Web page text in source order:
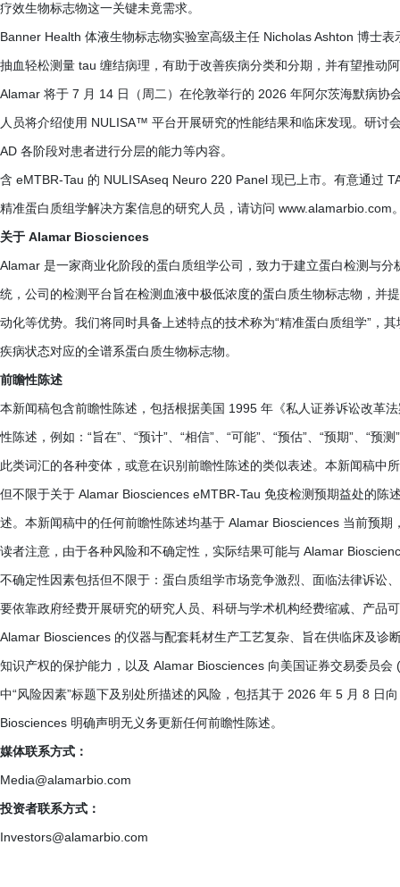
疗效生物标志物这一关键未竟需求。
Banner Health 体液生物标志物实验室高级主任 Nicholas Ashton 博士
抽血轻松测量 tau 缠结病理，有助于改善疾病分类和分期，并有望推动
Alamar 将于 7 月 14 日（周二）在伦敦举行的 2026 年阿尔茨海默病协
人员将介绍使用 NULISA™ 平台开展研究的性能结果和临床发现。研讨
AD 各阶段对患者进行分层的能力等内容。
含 eMTBR-Tau 的 NULISAseq Neuro 220 Panel 现已上市。有意通过
精准蛋白质组学解决方案信息的研究人员，请访问 www.alamarbio.com
关于 Alamar Biosciences
Alamar 是一家商业化阶段的蛋白质组学公司，致力于建立蛋白检测与
统，公司的检测平台旨在检测血液中极低浓度的蛋白质生物标志物，并
动化等优势。我们将同时具备上述特点的技术称为“精准蛋白质组学”，
疾病状态对应的全谱系蛋白质生物标志物。
前瞻性陈述
本新闻稿包含前瞻性陈述，包括根据美国 1995 年《私人证券诉讼改革
性陈述，例如：“旨在”、“预计”、“相信”、“可能”、“预估”、“预期”、“预
此类词汇的各种变体，或意在识别前瞻性陈述的类似表述。本新闻稿中
但不限于关于 Alamar Biosciences eMTBR-Tau 免疫检测预期益处的陈
述。本新闻稿中的任何前瞻性陈述均基于 Alamar Biosciences 当前预
读者注意，由于各种风险和不确定性，实际结果可能与 Alamar
不确定性因素包括但不限于：蛋白质组学市场竞争激烈、面临法律诉讼
要依靠政府经费开展研究的研究人员、科研与学术机构经费缩减、产品
Alamar Biosciences 的仪器与配套耗材生产工艺复杂、旨在供临床及
知识产权的保护能力，以及 Alamar Biosciences 向美国证券交易委员
中“风险因素”标题下及别处所描述的风险，包括其于 2026 年 5 月 8 日
Biosciences 明确声明无义务更新任何前瞻性陈述。
媒体联系方式：
Media@alamarbio.com
投资者联系方式：
Investors@alamarbio.com